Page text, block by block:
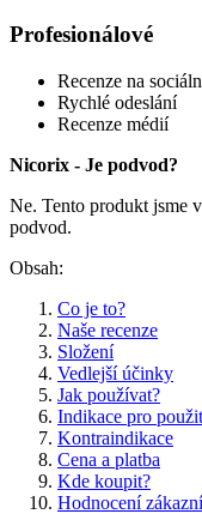
Profesionálové
Recenze na
Rychlé odeslání
Recenze médií
Nicorix - Je podvod?
Ne. Tento produkt jsme
podvod.
Obsah:
Co je to?
Naše recenze
Složení
Vedlejší účinky
Jak používat?
Indikace pro
Kontraindikace
Cena a platba
Kde koupit?
Hodnocení